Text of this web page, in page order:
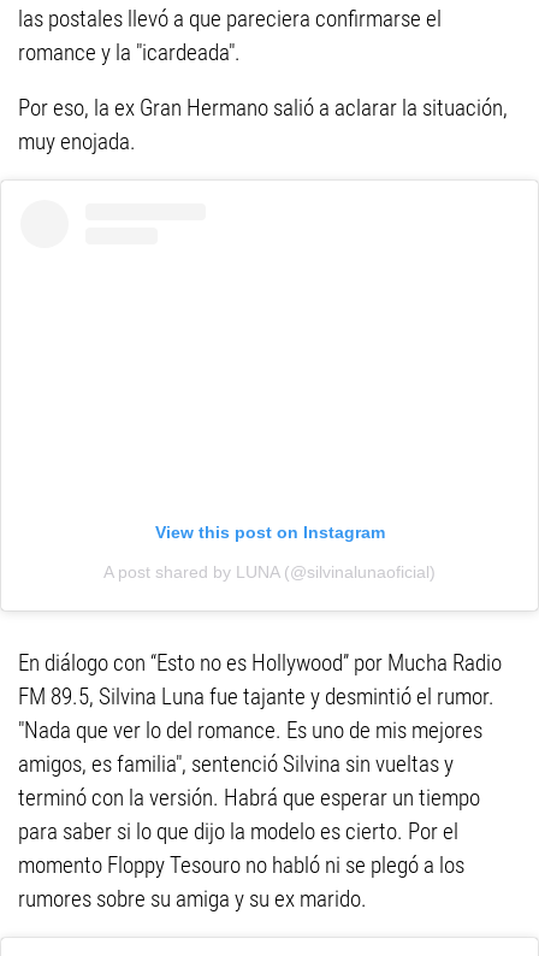
las postales llevó a que pareciera confirmarse el
romance y la "icardeada".
Por eso, la ex Gran Hermano salió a aclarar la situación,
muy enojada.
View this post on Instagram
A post shared by LUNA (@silvinalunaoficial)
En diálogo con “Esto no es Hollywood” por Mucha Radio
FM 89.5, Silvina Luna fue tajante y desmintió el rumor.
"Nada que ver lo del romance. Es uno de mis mejores
amigos, es familia", sentenció Silvina sin vueltas y
terminó con la versión. Habrá que esperar un tiempo
para saber si lo que dijo la modelo es cierto. Por el
momento Floppy Tesouro no habló ni se plegó a los
rumores sobre su amiga y su ex marido.